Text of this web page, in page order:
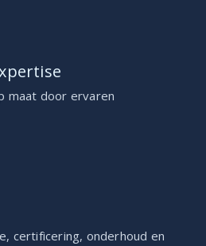
maat door ervaren
certificering, onderhoud en